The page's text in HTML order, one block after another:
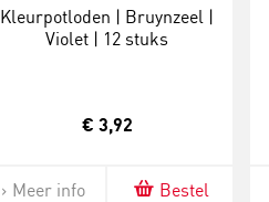
Kleurpotloden | Bruynzeel |
Violet | 12 stuks
€ 3,92
Meer info Bestel